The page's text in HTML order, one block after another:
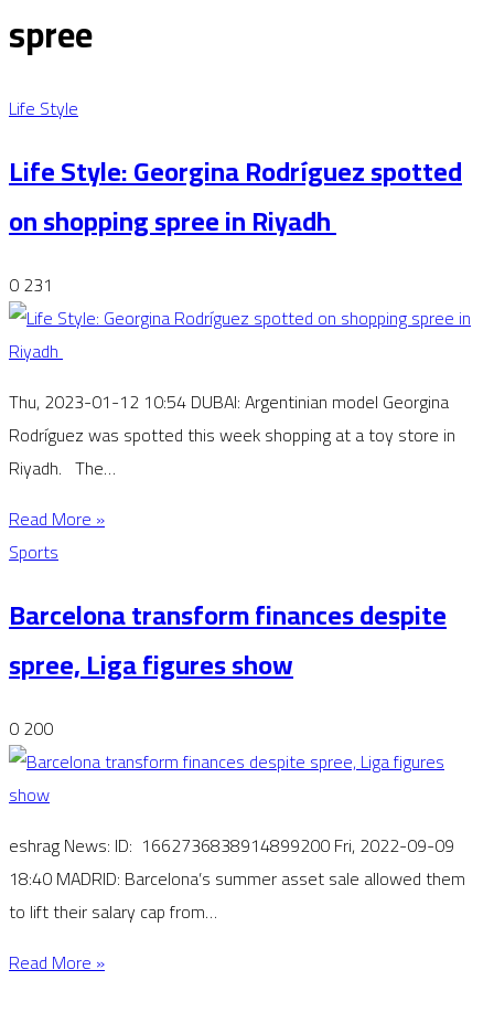
spree
Life Style
Life Style: Georgina Rodríguez spotted
on shopping spree in Riyadh
0231
Thu, 2023-01-12 10:54 DUBAI: Argentinian model Georgina
Rodríguez was spotted this week shopping at a toy store in
Riyadh. The…
Read More »
Sports
Barcelona transform finances despite
spree, Liga figures show
0200
eshrag News: ID: 1662736838914899200 Fri, 2022-09-09
18:40 MADRID: Barcelona’s summer asset sale allowed them
to lift their salary cap from…
Read More »